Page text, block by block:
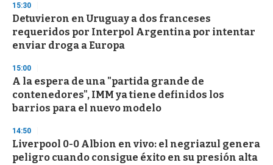
d
s
o
f
3
s
e
c
o
n
15:30
Detuvieron en Uruguay a dos franceses
requeridos por Interpol Argentina por intentar
enviar droga a Europa
15:00
A la espera de una "partida grande de
contenedores", IMM ya tiene definidos los
barrios para el nuevo modelo
14:50
Liverpool 0-0 Albion en vivo: el negriazul genera
peligro cuando consigue éxito en su presión alta